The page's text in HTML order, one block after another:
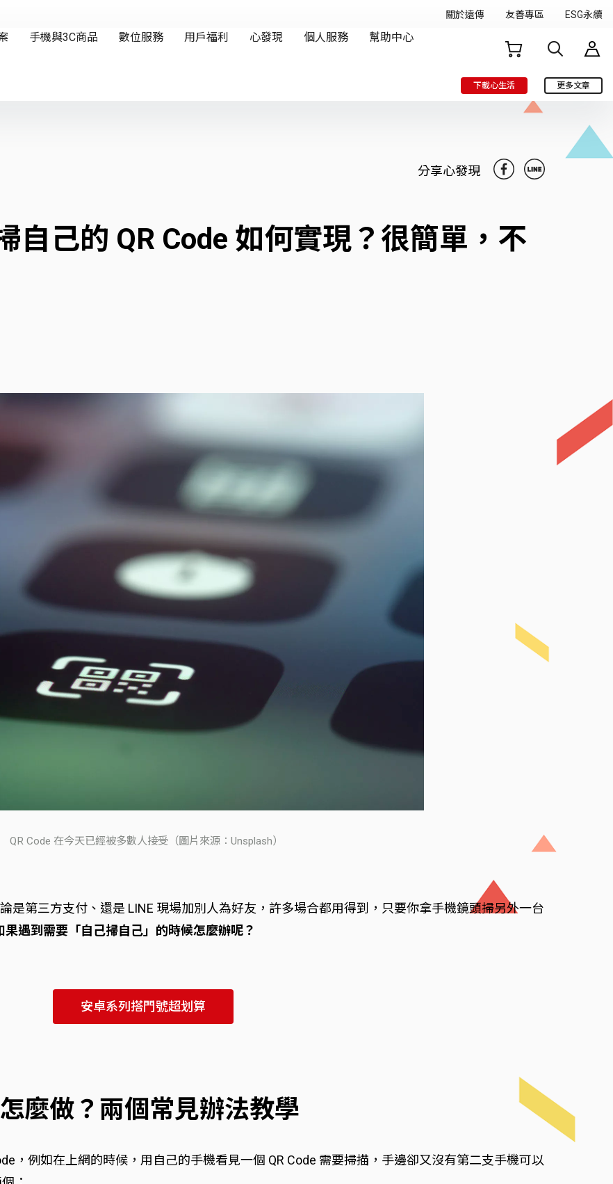
下載心生活 更多文章
分享心發現
自己的 QR Code 如何實現？很簡單，不
QR Code 在今天已經被多數人接受（圖片來源：Unsplash）
是第三方支付、還是 LINE 現場加別人為好友，許多場合都用得到，只要你拿手機鏡頭掃另外一台
果遇到需要「自己掃自己」的時候怎麼辦呢？
安卓系列搭門號超划算
麼做？兩個常見辦法教學
，例如在上網的時候，用自己的手機看見一個 QR Code 需要掃描，手邊卻又沒有第二支手機可以